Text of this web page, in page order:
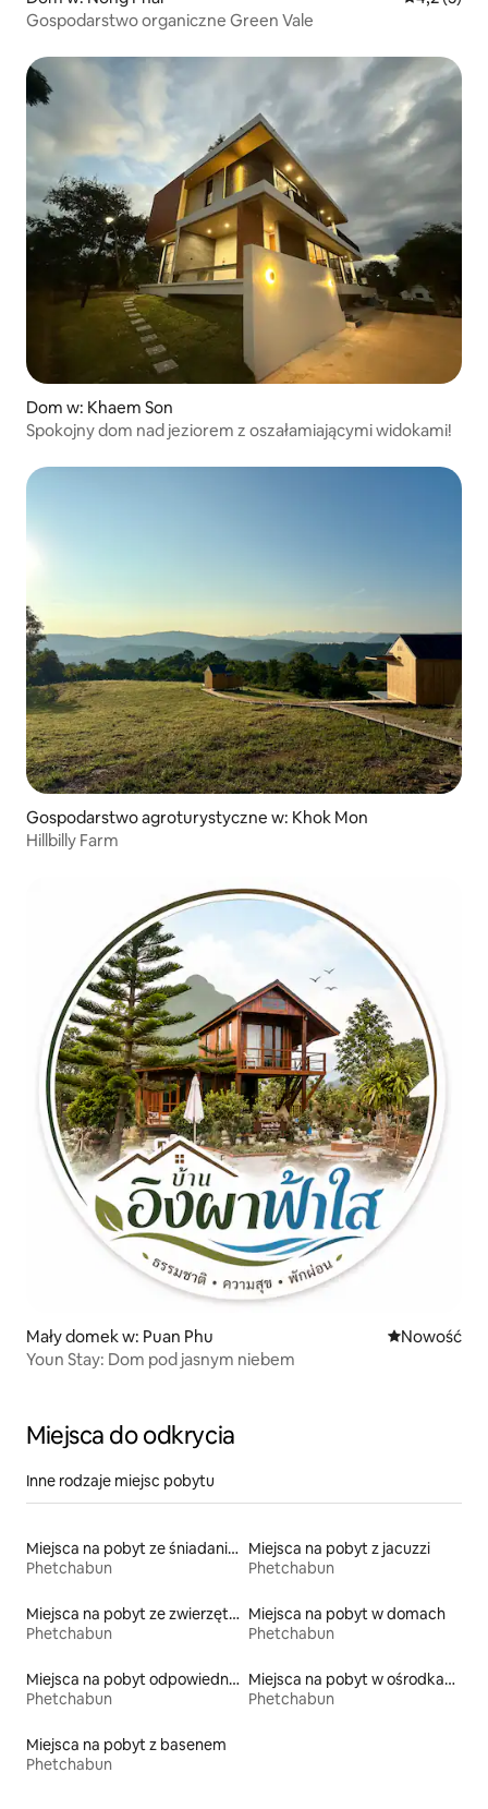
Gospodarstwo organiczne Green Vale
Dom w: Khaem Son
Spokojny dom nad jeziorem z oszałamiającymi widokami!
Gospodarstwo agroturystyczne w: Khok Mon
Hillbilly Farm
Mały domek w: Puan Phu Nowe
Nowość
Youn Stay: Dom pod jasnym niebem
Miejsca do odkrycia
Inne rodzaje miejsc pobytu
Miejsca na pobyt ze śniadaniem
Phetchabun
Miejsca na pobyt z jacuzzi
Phetchabun
Miejsca na pobyt ze zwierzętami
Phetchabun
Miejsca na pobyt w domach
Phetchabun
Miejsca na pobyt odpowiednie dla rodzin
Phetchabun
Miejsca na pobyt w ośrodkach wypoczynkowych
Phetchabun
Miejsca na pobyt z basenem
Phetchabun